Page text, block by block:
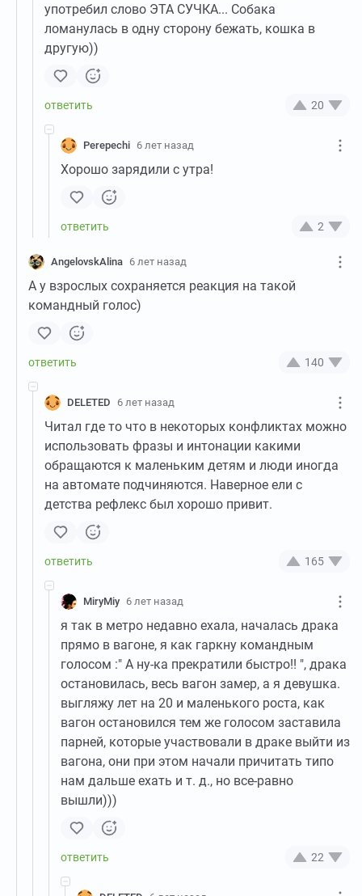
употребил слово ЭТА СУЧКА... Собака
ломанулась в одну сторону бежать, кошка в
другую))
20
Perepechi 6 лет назад
Хорошо зарядили с утра!
2
AngelovskAlina 6 лет назад
А у взрослых сохраняется реакция на такой
командный голос)
140
DELETED 6 лет назад
Читал где то что в некоторых конфликтах можно
использовать фразы и интонации какими
обращаются к маленьким детям и люди иногда
на автомате подчиняются. Наверное ели с
детства рефлекс был хорошо привит.
165
MiryMiy 6 лет назад
я так в метро недавно ехала, началась драка
прямо в вагоне, я как гаркну командным
голосом :" А ну-ка прекратили быстро!! ", драка
остановилась, весь вагон замер, а я девушка.
выгляжу лет на 20 и маленького роста, как
вагон остановился тем же голосом заставила
парней, которые участвовали в драке выйти из
вагона, они при этом начали причитать типо
нам дальше ехать и т. д., но все-равно
вышли)))
22